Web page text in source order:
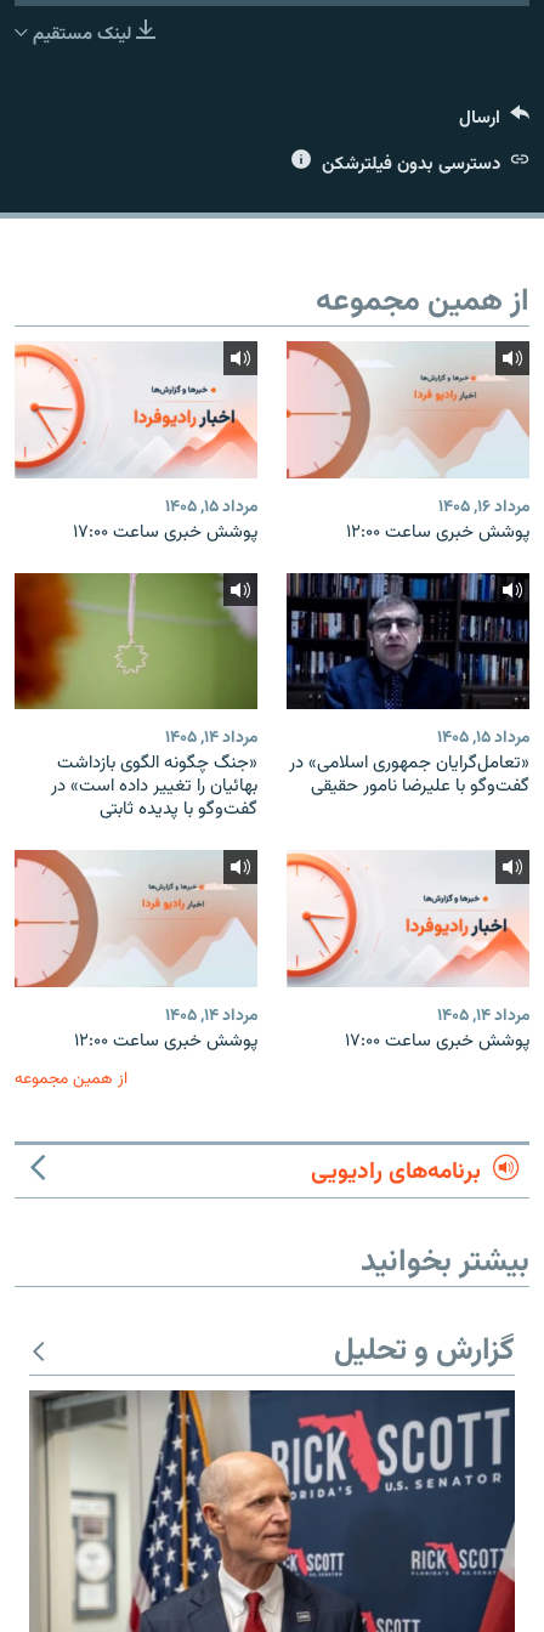
لینک مستقیم
ارسال
دسترسی بدون فیلترشکن
از همین مجموعه
مرداد ۱۶, ۱۴۰۵
پوشش خبری ساعت ۱۲:۰۰
مرداد ۱۵, ۱۴۰۵
پوشش خبری ساعت ۱۷:۰۰
مرداد ۱۵, ۱۴۰۵
«تعامل‌گرایان جمهوری اسلامی» در
گفت‌وگو با علیرضا نامور حقیقی
مرداد ۱۴, ۱۴۰۵
«جنگ چگونه الگوی بازداشت
بهائیان را تغییر داده است» در
گفت‌وگو با پدیده ثابتی
مرداد ۱۴, ۱۴۰۵
پوشش خبری ساعت ۱۷:۰۰
مرداد ۱۴, ۱۴۰۵
پوشش خبری ساعت ۱۲:۰۰
از همین مجموعه
برنامه‌های رادیویی
بیشتر بخوانید
گزارش و تحلیل